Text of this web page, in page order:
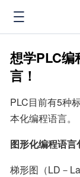
想学PLC编
言！
PLC目前有5种
本化编程语言。
图形化编程语言
梯形图（LD－